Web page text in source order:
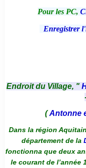
Pour les PC,
Enregistrer
Endroit du Village, "
(Antonne
Dans la région
département de la
fonctionna que deux
le courant de l’année